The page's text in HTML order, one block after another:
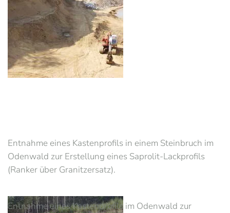
Entnahme eines Kastenprofils in einem Steinbruch im
Odenwald zur Erstellung eines Saprolit-Lackprofils
(Ranker über Granitzersatz).
Entnahme eines Kastenprofils im Odenwald zur